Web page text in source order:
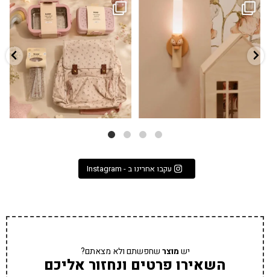
✨ חוזרים למסגרת בסטייל! ✨
הקולקציה החדשה...
9 4
גם פריט עיצובי לחדר, גם מנורת לילה
...
0
עקבו אחרינו ב - Instagram
ישמוצרשחפשתם ולא מצאתם?
השאירו פרטים ונחזור אליכם